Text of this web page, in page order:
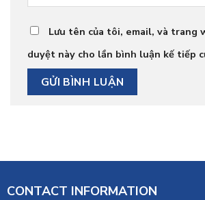
Lưu tên của tôi, email, và trang
duyệt này cho lần bình luận kế tiếp
CONTACT INFORMATION